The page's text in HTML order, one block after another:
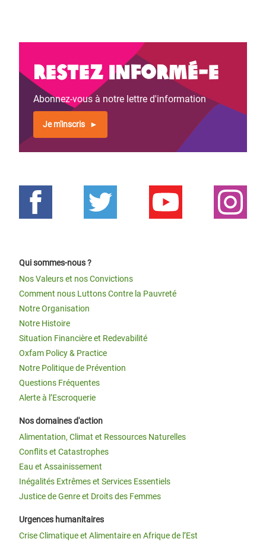
Restez informé-e
Abonnez-vous à notre lettre d'information
Je m'inscris
Qui sommes-nous ?
Nos Valeurs et nos Convictions
Comment nous Luttons Contre la Pauvreté
Notre Organisation
Notre Histoire
Situation Financière et Redevabilité
Oxfam Policy & Practice
Notre Politique de Prévention
Questions Fréquentes
Alerte à l’Escroquerie
Nos domaines d'action
Alimentation, Climat et Ressources Naturelles
Conflits et Catastrophes
Eau et Assainissement
Inégalités Extrêmes et Services Essentiels
Justice de Genre et Droits des Femmes
Urgences humanitaires
Crise Climatique et Alimentaire en Afrique de l’Est